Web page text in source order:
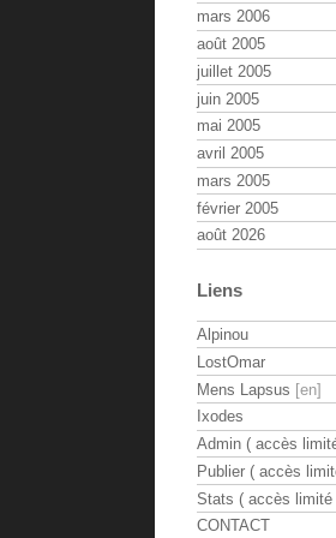
mars 2006
août 2005
juillet 2005
juin 2005
mai 2005
avril 2005
mars 2005
février 2005
août 2026
Liens
Alpinou
LostOmar
Mens Lapsus
Ixodes
Admin ( accès
Publier ( accès
Stats ( accès limité
CONTACT